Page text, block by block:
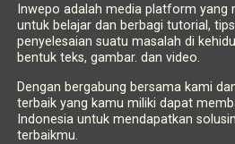
Inwepo adalah media platform yang
untuk belajar dan berbagi tutorial,
penyelesaian suatu masalah di
bentuk teks, gambar. dan video.
Dengan bergabung bersama kami
terbaik yang kamu miliki dapat
Indonesia untuk mendapatkan
terbaikmu.